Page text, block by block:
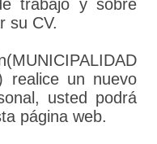
trabajo y sobre
su CV.
realice un nuevo
usted podrá
página web.